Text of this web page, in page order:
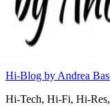
Hi-Blog by Andrea
Hi-Tech, Hi-Fi, Hi-